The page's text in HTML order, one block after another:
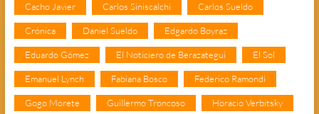
Cacho Javier Carlos Siniscalchi Carlos Sueldo
Crónica Daniel Sueldo Edgardo Boyraz
Eduardo Gómez El Noticiero de Berazategui El Sol
Emanuel Lynch Fabiana Bosco Federico Ramondi
Gogo Morete Guillermo Troncoso Horacio Verbitsky